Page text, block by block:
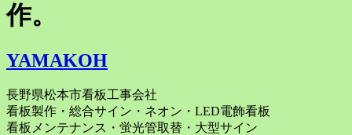
作。
YAMAKOH
長野県松本市看板工事会社
看板製作・総合サイン・ネオン・LED電飾看板
看板メンテナンス・蛍光管取替・大型サイン